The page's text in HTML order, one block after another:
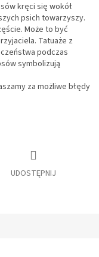
kręci się wokół
psich towarzyszy.
Może to być
Tatuaże z
podczas
symbolizują
za możliwe błędy
UDOSTĘPNIJ